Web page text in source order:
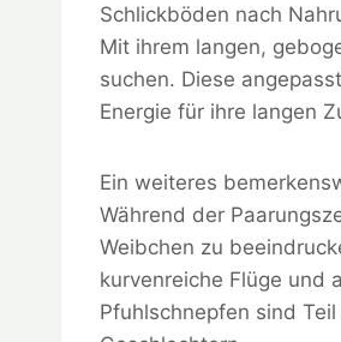
Schlickböden nach
Mit ihrem langen,
suchen. Diese
Energie für ihre langen
Ein weiteres
Während der
Weibchen zu
kurvenreiche Flüge und
Pfuhlschnepfen sind